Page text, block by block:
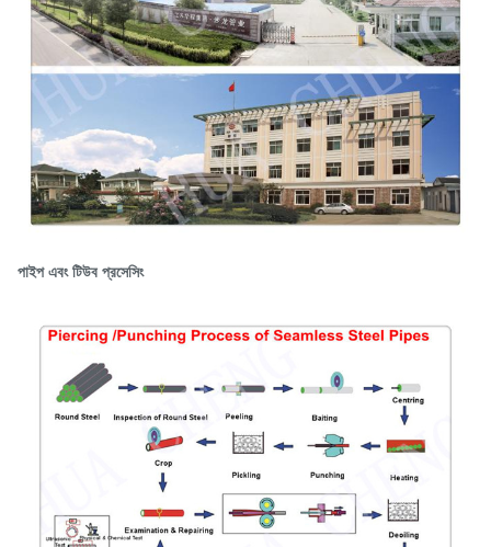
পাইপ এবং টিউব প্রসেসিং